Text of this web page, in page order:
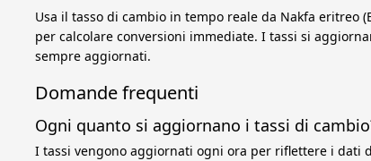
Usa il tasso di cambio in tempo reale da Nakfa eritreo
per calcolare conversioni immediate. I tassi si
sempre aggiornati.
Domande frequenti
Ogni quanto si aggiornano i tassi di
I tassi vengono aggiornati ogni ora per riflettere i dati